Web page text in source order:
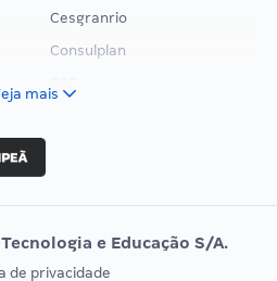
Cesgranrio
Consulplan
Vunesp
mais
e Educação S/A.
de privacidade